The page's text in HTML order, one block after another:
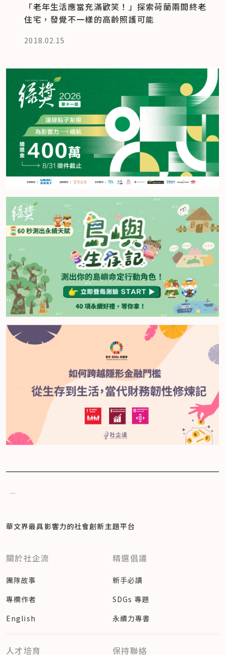
「老年生活應當充滿歡笑！」探索荷蘭兩間終老
住宅，發覺不一樣的高齡照護可能
2018.02.15
華文界最具影響力的社會創新主題平台
關於社企流
團隊故事
專欄作者
English
精選倡議
新手必讀
SDGs 專題
永續力專書
人才培育 保持聯絡